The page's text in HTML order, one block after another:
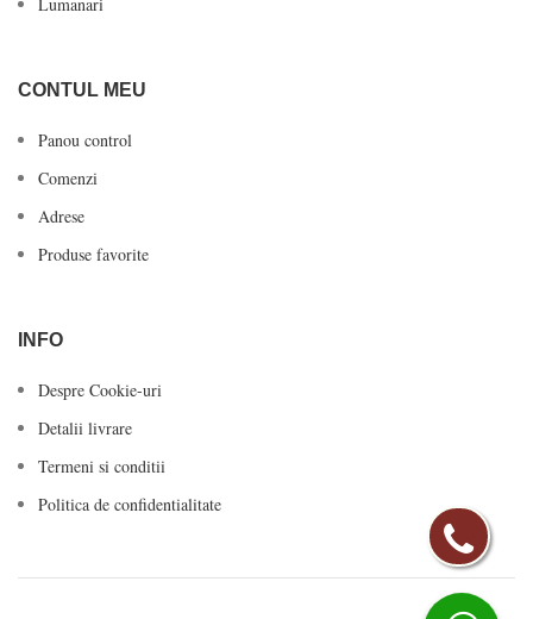
CONTUL MEU
Panou control
Comenzi
Adrese
Produse favorite
INFO
Despre Cookie-uri
Detalii livrare
Termeni si conditii
Politica de confidentialitate